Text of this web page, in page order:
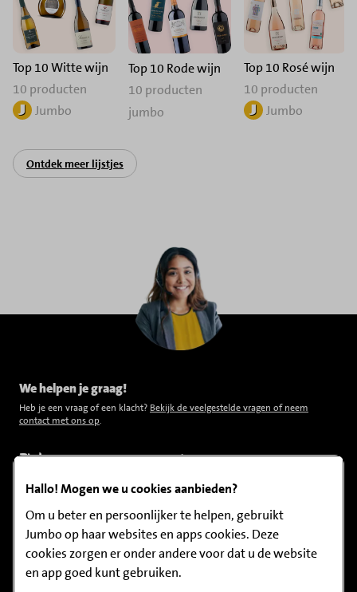
Top 10 Witte wijn
10 producten
Jumbo
Top 10 Rode wijn
10 producten
jumbo
Top 10 Rosé wijn
10 producten
Jumbo
Ontdek meer lijstjes
We helpen je graag!
Heb je een vraag of een klacht? Bekijk de veelgestelde vragen of neem
contact met ons op.
Tip!Bekijk veelgestelde vragen
Download onze app
Hallo! Mogen we u cookies aanbieden?
Om u beter en persoonlijker te helpen, gebruikt
Jumbo op haar websites en apps cookies. Deze
cookies zorgen er onder andere voor dat u de website
en app goed kunt gebruiken.